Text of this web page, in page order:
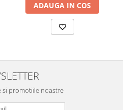
ADAUGA IN COS
si promotiile noastre